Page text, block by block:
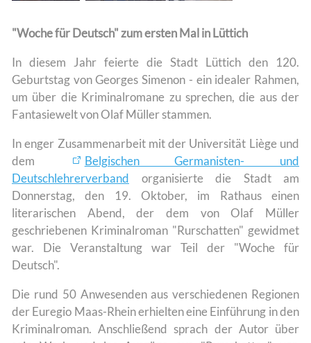
"Woche für Deutsch" zum ersten Mal in Lüttich
In diesem Jahr feierte die Stadt Lüttich den 120.
Geburtstag von Georges Simenon - ein idealer Rahmen,
um über die Kriminalromane zu sprechen, die aus der
Fantasiewelt von Olaf Müller stammen.
In enger Zusammenarbeit mit der Universität Liège und
dem
Belgischen Germanisten- und
Deutschlehrerverband organisierte die Stadt am
Donnerstag, den 19. Oktober, im Rathaus einen
literarischen Abend, der dem von Olaf Müller
geschriebenen Kriminalroman "Rurschatten" gewidmet
war. Die Veranstaltung war Teil der "Woche für
Deutsch".
Die rund 50 Anwesenden aus verschiedenen Regionen
der Euregio Maas-Rhein erhielten eine Einführung in den
Kriminalroman. Anschließend sprach der Autor über